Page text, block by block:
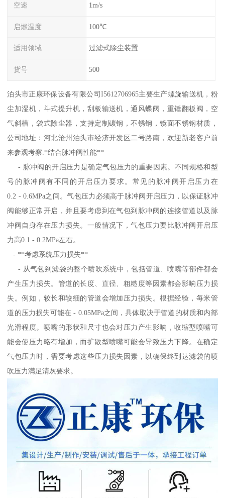
空速 1m/s
启燃温度 100℃
适用领域 过滤式除尘装置
货号 500
泊头市正康环保设备有限公司I5612706965主要生产螺旋输送机，粉
尘加湿机，斗式提升机，刮板输送机，通风蝶阀，重锤翻板阀，空
气斜槽，袋式除尘器，支持定制碳钢，不锈钢，镜面不锈钢材质，
公司地址：河北沧州泊头市经济开发区二号路南，欢迎新老客户前
来参观考察.*结合脉冲阀性能**
- 脉冲阀的开启压力是确定气包压力的重要因素。不同规格和型
号的脉冲阀有不同的开启压力要求。常见的脉冲阀开启压力在
0.2 - 0.6MPa之间。气包压力必须高于脉冲阀开启压力，以保证脉冲
阀能够正常开启，并且要考虑到在气包到脉冲阀的连接管道以及脉
冲阀自身存在压力损失。一般情况下，气包压力要比脉冲阀开启压
力高0.1 - 0.2MPa左右。
- **考虑系统压力损失**
- 从气包到滤袋的整个喷吹系统中，包括管道、喷嘴等部件都会
产生压力损失。管道的长度、直径、粗糙度等因素都会影响压力损
失。例如，较长和较细的管道会增加压力损失。根据经验，每米管
道的压力损失可能在 - 0.05MPa之间，具体取决于管道的材质和内部
光滑程度。喷嘴的形状和尺寸也会对压力产生影响，收缩型喷嘴可
能会使压力略有增加，而扩散型喷嘴可能会导致压力下降。在确定
气包压力时，需要考虑这些压力损失因素，以确保终到达滤袋的喷
吹压力满足清灰要求。